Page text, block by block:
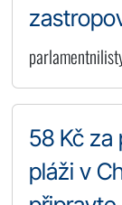
58 Kč za
pláži v